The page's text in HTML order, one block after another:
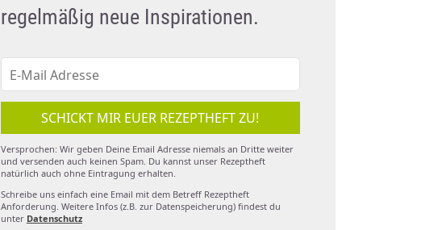
regelmäßig neue Inspirationen.
SCHICKT MIR EUER REZEPTHEFT ZU!
Versprochen: Wir geben Deine Email Adresse niemals an Dritte weiter
und versenden auch keinen Spam. Du kannst unser Rezeptheft
natürlich auch ohne Eintragung erhalten.
Schreibe uns einfach eine Email mit dem Betreff Rezeptheft
Anforderung. Weitere Infos (z.B. zur Datenspeicherung) findest du
unter Datenschutz